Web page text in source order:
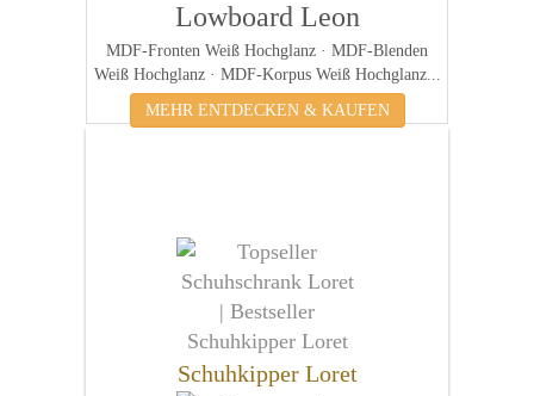
Lowboard Leon
MDF-Fronten Weiß Hochglanz · MDF-Blenden
Weiß Hochglanz · MDF-Korpus Weiß Hochglanz...
MEHR ENTDECKEN & KAUFEN
Schuhkipper Loret